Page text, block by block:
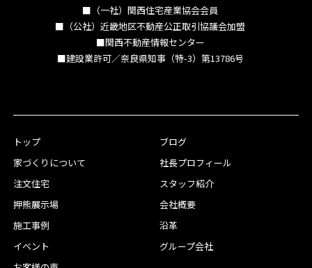
■（一社）関西住宅産業協会会員
■（公社）近畿地区不動産公正取引協議会加盟
■関西不動産情報センター
■建設業許可／奈良県知事（特-3）第13786号
トップ
家づくりについて
注文住宅
押熊展示場
施工事例
イベント
ブログ
社長プロフィール
スタッフ紹介
会社概要
沿革
グループ会社